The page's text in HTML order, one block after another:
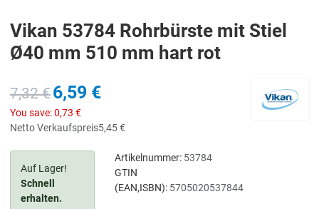
Vikan 53784 Rohrbürste mit Stiel
Ø40 mm 510 mm hart rot
7,32 €6,59 €
You save:0,73 €
Netto Verkaufspreis5,45 €
Auf Lager!
Schnell
erhalten.
Artikelnummer: 53784
GTIN
(EAN,ISBN): 5705020537844